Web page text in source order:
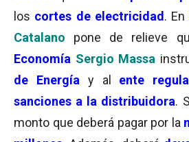
los cortes de electricidad . En
Catalano
pone de relieve
Economía Sergio Massa
de Energía y al ente
sanciones a la distribuidora.
monto que deberá pagar por la